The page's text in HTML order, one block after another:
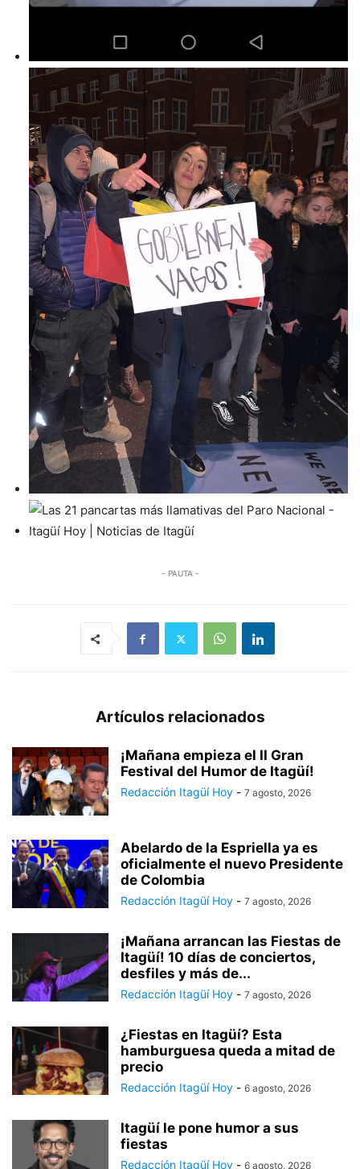
- PAUTA -
Artículos relacionados
¡Mañana empieza el II Gran
Festival del Humor de Itagüí!
Redacción Itagüí Hoy - 7 agosto, 2026
Abelardo de la Espriella ya es
oficialmente el nuevo Presidente
de Colombia
Redacción Itagüí Hoy - 7 agosto, 2026
¡Mañana arrancan las Fiestas de
Itagüí! 10 días de conciertos,
desfiles y más de...
Redacción Itagüí Hoy - 7 agosto, 2026
¿Fiestas en Itagüí? Esta
hamburguesa queda a mitad de
precio
Redacción Itagüí Hoy - 6 agosto, 2026
Itagüí le pone humor a sus
fiestas
Redacción Itagüí Hoy - 6 agosto, 2026